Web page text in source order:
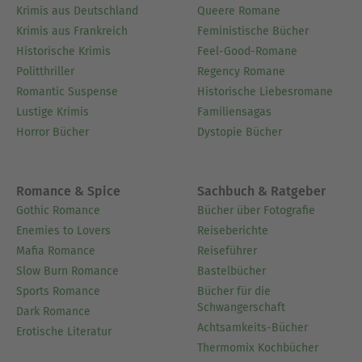
FlötensoloCourante - Der ArlecchinoGigue –
Zwischen Sachsen und PreußenMenuett –
Königliches OperntheaterRondeau –
Verschlungene Wege
Über Renate Krüger
1939 in Schwerin ansässig.
Studium der Kunstgeschichte und klassischen
Archäologie in Rostock.
Tätigkeit am Staatlichen Museum Schwerin. 1965
Verlust des Arbeitsplatzes aus politischen
Gründen, seither freiberuflich als Publizistin und
Schriftstellerin tätig:
Sachbücher (Die Kunst der Synagoge 1966, Das
Zeitalter der Empfindsamkeit 1972, Biedermeier
Krimis aus Deutschland
Krimis aus Frankreich
Historische Krimis
Politthriller
Romantic Suspense
Lustige Krimis
Horror Bücher
Queere Romane
Feministische Bücher
Feel-Good-Romane
Regency Romane
Historische Liebesromane
Familiensagas
Dystopie Bücher
Romance & Spice
Gothic Romance
Enemies to Lovers
Mafia Romance
Slow Burn Romance
Sports Romance
Dark Romance
Erotische Literatur
Sachbuch & Ratgeber
Bücher über Fotografie
Reiseberichte
Reiseführer
Bastelbücher
Bücher für die
Schwangerschaft
Achtsamkeits-Bücher
Thermomix Kochbücher